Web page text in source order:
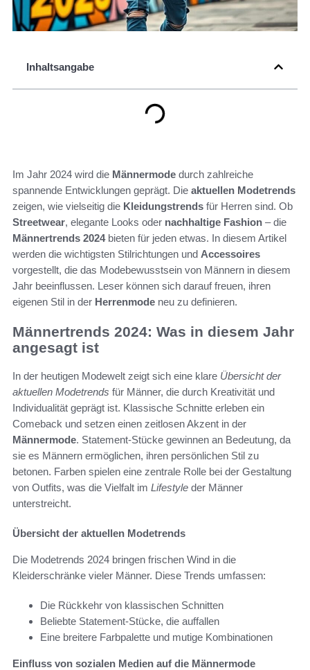
Inhaltsangabe
Im Jahr 2024 wird die Männermode durch zahlreiche
spannende Entwicklungen geprägt. Die aktuellen Modetrends
zeigen, wie vielseitig die Kleidungstrends für Herren sind. Ob
Streetwear, elegante Looks oder nachhaltige Fashion – die
Männertrends 2024bieten für jeden etwas. In diesem Artikel
werden die wichtigsten Stilrichtungen und Accessoires
vorgestellt, die das Modebewusstsein von Männern in diesem
Jahr beeinflussen. Leser können sich darauf freuen, ihren
eigenen Stil in der Herrenmode neu zu definieren.
Männertrends 2024: Was in diesem Jahr
angesagt ist
In der heutigen Modewelt zeigt sich eine klare Übersicht der
aktuellen Modetrends für Männer, die durch Kreativität und
Individualität geprägt ist. Klassische Schnitte erleben ein
Comeback und setzen einen zeitlosen Akzent in der
Männermode. Statement-Stücke gewinnen an Bedeutung, da
sie es Männern ermöglichen, ihren persönlichen Stil zu
betonen. Farben spielen eine zentrale Rolle bei der Gestaltung
von Outfits, was die Vielfalt im Lifestyle der Männer
unterstreicht.
Übersicht der aktuellen Modetrends
Die Modetrends 2024 bringen frischen Wind in die
Kleiderschränke vieler Männer. Diese Trends umfassen:
Die Rückkehr von klassischen Schnitten
Beliebte Statement-Stücke, die auffallen
Eine breitere Farbpalette und mutige Kombinationen
Einfluss von sozialen Medien auf die Männermode